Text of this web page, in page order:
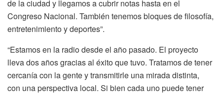
de la ciudad y llegamos a cubrir notas hasta en el
Congreso Nacional. También tenemos bloques de filosofía,
entretenimiento y deportes”.
“Estamos en la radio desde el año pasado. El proyecto
lleva dos años gracias al éxito que tuvo. Tratamos de tener
cercanía con la gente y transmitirle una mirada distinta,
con una perspectiva local. Si bien cada uno puede tener